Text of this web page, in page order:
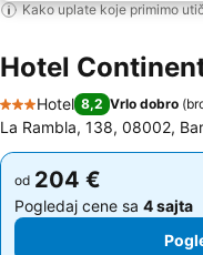
Kako uplate koje primimo
Hotel
3 Zvezdice
Hotel 8,2 Vrlo dobro (
La Rambla, 138, 08002,
od 204 €
Pogledaj cene sa 4 sajta
od 204 €
Pogledaj cene sa 4 sajta